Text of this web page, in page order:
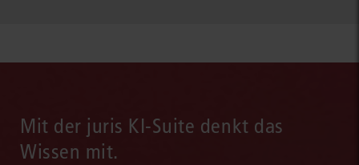
Mit der juris KI-Suite denkt das
Wissen mit.